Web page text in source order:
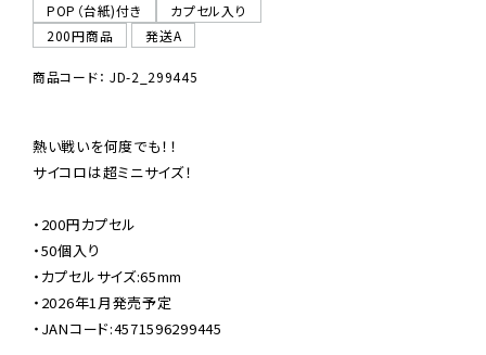
POP（台紙)付き
カプセル入り
200円商品
発送A
商品コード： JD-2_299445
熱い戦いを何度でも！！
サイコロは超ミニサイズ！
・200円カプセル
・50個入り
・カプセルサイズ:65mm
・2026年1月発売予定
・JANコード:4571596299445